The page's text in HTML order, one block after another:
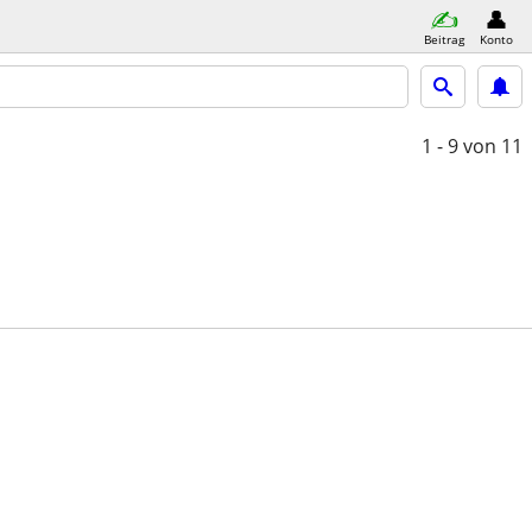
Beitrag Konto
1 - 9von 11